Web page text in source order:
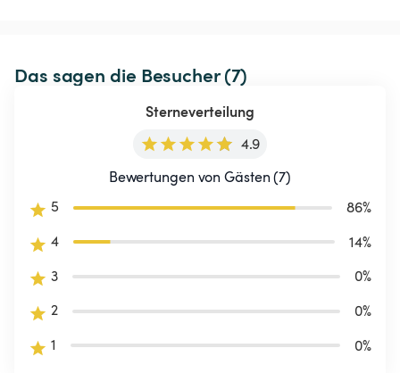
Das sagen die Besucher (7)
Sterneverteilung
4.9
Bewertungen von Gästen (7)
5
86%
4
14%
3
0%
2
0%
1
0%